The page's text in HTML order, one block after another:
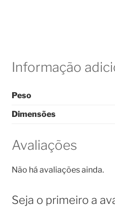
Informação
Peso
Dimensões
Avaliações
Não há avaliações ainda.
Seja o primeiro a